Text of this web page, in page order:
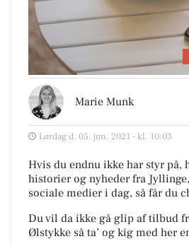
Marie Munk
Lørdag d. 05. jun. 2021 - kl. 10:03
Hvis du endnu ikke har styr på,
historier og nyheder fra
sociale medier i dag, så får du
Du vil da ikke gå glip af tilbud
Ølstykke så ta’ og kig med her